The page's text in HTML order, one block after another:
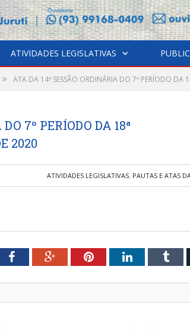
ATIVIDADES LEGISLATIVAS
» ATA DA 14ª SESSÃO ORDINÁRIA DO 7º PERÍODO DA
7º PERÍODO DA 18ª
2020
ATIVIDADES LEGISLATIVAS, PAUTAS E ATAS
FacebookGoogle+PinterestLinkedIn